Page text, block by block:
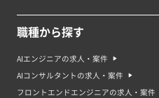
職種から探す
AIエンジニアの求人・案件
AIコンサルタントの求人・案件
フロントエンドエンジニアの求人・案件